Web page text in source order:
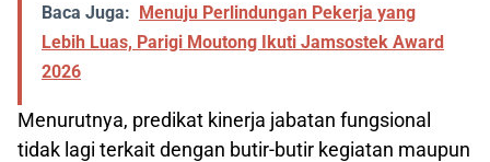
Baca Juga: Menuju Perlindungan Pekerja yang
Lebih Luas, Parigi Moutong Ikuti Jamsostek Award
2026
Menurutnya, predikat kinerja jabatan fungsional
tidak lagi terkait dengan butir-butir kegiatan maupun